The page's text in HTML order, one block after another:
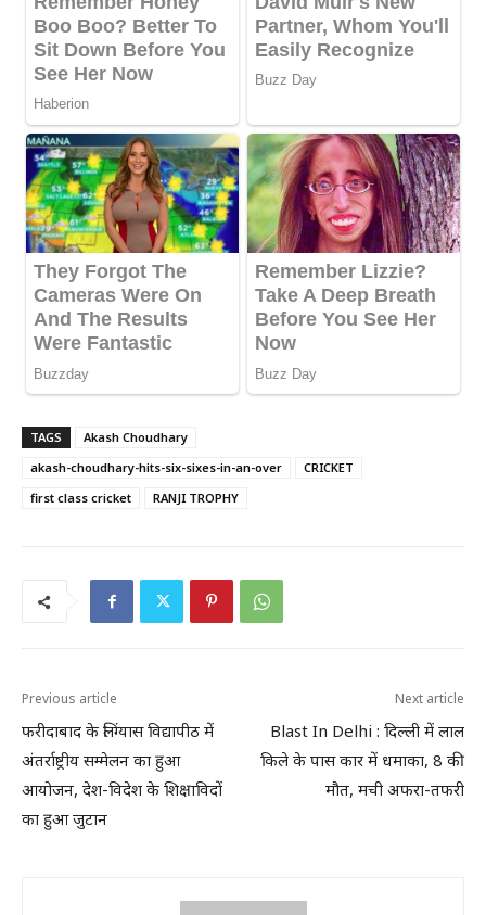
TAGS
Akash Choudhary
akash-choudhary-hits-six-sixes-in-an-over
CRICKET
first class cricket
RANJI TROPHY
Previous article
फरीदाबाद के लिंग्यास विद्यापीठ में
अंतर्राष्ट्रीय सम्मेलन का हुआ
आयोजन, देश-विदेश के शिक्षाविदों
का हुआ जुटान
Next article
Blast In Delhi : दिल्ली में लाल
किले के पास कार में धमाका, 8 की
मौत, मची अफरा-तफरी